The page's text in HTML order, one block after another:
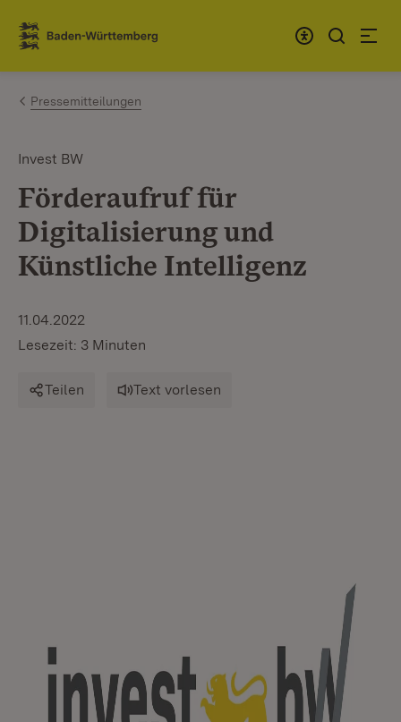
Zum Inhalt springen
Link zur Startseite
Pressemitteilungen
Invest BW
Förderaufruf für
Digitalisierung und
Künstliche Intelligenz
11.04.2022
Lesezeit: 3 Minuten
Teilen Text vorlesen